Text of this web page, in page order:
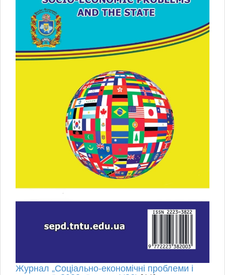
Журнал „Соціально-економічні проблеми і